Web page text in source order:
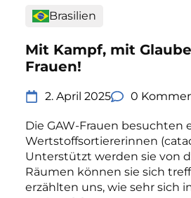
Brasilien
Mit Kampf, mit
Frauen!
2. April 2025 0
Die GAW-Frauen besuchten
Wertstoffsortiererinnen
Unterstützt werden sie von
Räumen können sie sich
erzählten uns, wie sehr sich